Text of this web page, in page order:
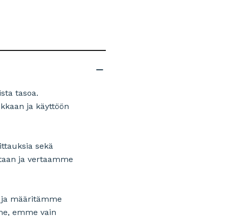
tasoa.
ja käyttöön
sekä
ja vertaamme
määritämme
emme vain